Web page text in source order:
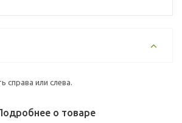
справа или слева.
о товаре